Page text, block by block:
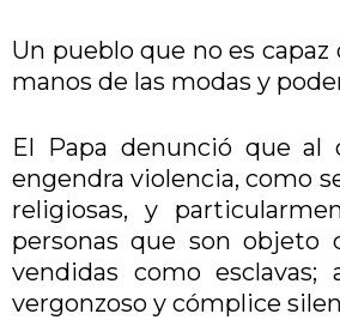
Un pueblo que no es
manos de las modas y
El Papa denunció que al
engendra violencia, como
religiosas, y
personas que son objeto
vendidas como esclavas;
vergonzoso y cómplice